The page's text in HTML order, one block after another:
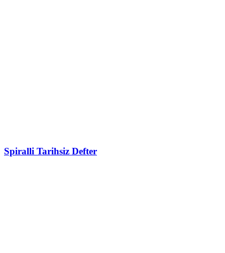
Spiralli Tarihsiz Defter